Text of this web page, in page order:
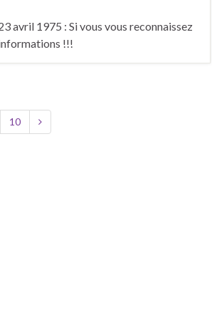
avril 1975 : Si vous vous reconnaissez
!!!
10